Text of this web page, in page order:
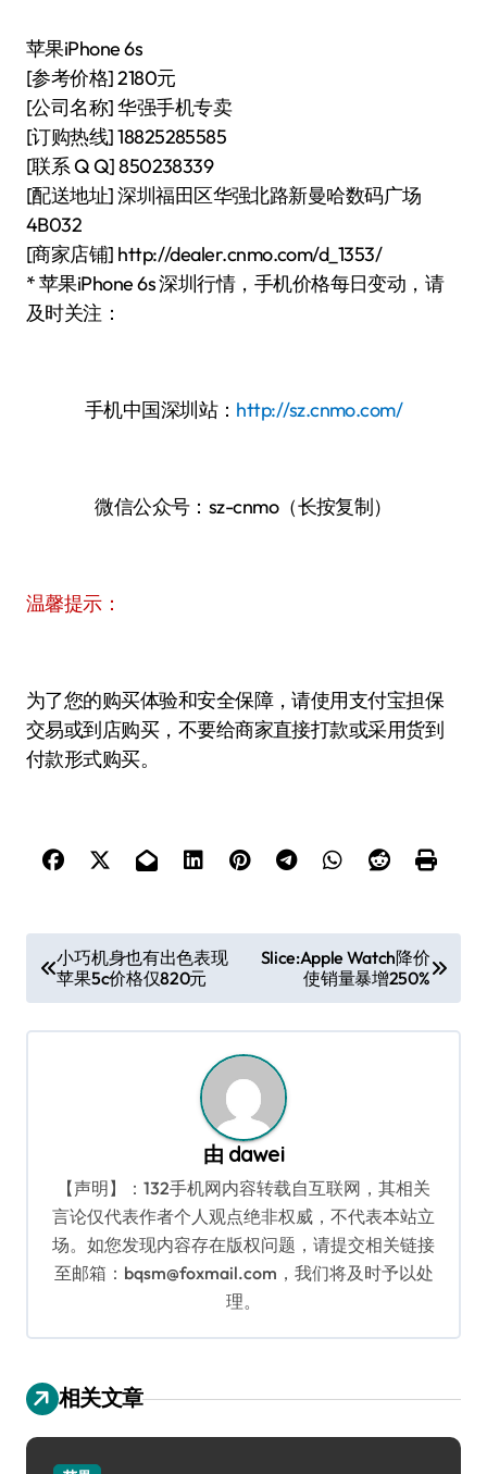
苹果iPhone 6s
[参考价格] 2180元
[公司名称] 华强手机专卖
[订购热线] 18825285585
[联系 Q Q] 850238339
[配送地址] 深圳福田区华强北路新曼哈数码广场
4B032
[商家店铺] http://dealer.cnmo.com/d_1353/
* 苹果iPhone 6s 深圳行情，手机价格每日变动，请
及时关注：
手机中国深圳站： http://sz.cnmo.com/
微信公众号：sz-cnmo（长按复制）
温馨提示：
为了您的购买体验和安全保障，请使用支付宝担保
交易或到店购买，不要给商家直接打款或采用货到
付款形式购买。
章
导
小巧机身也有出色表现
苹果5c价格仅820元
Slice:Apple Watch降价
使销量暴增250%
由 dawei
【声明】：132手机网内容转载自互联网，其相关
言论仅代表作者个人观点绝非权威，不代表本站立
场。如您发现内容存在版权问题，请提交相关链接
至邮箱：bqsm@foxmail.com，我们将及时予以处
理。
相关文章